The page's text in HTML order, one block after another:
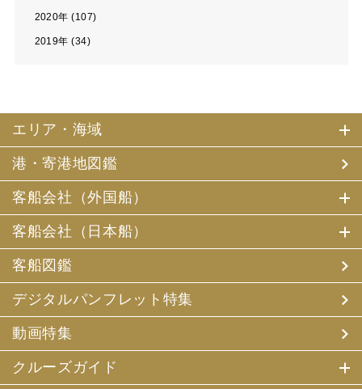
2020年 (107)
2019年 (34)
エリア・海域
港・寄港地図鑑
客船会社（外国船）
客船会社（日本船）
客船図鑑
デジタルパンフレット特集
動画特集
クルーズガイド